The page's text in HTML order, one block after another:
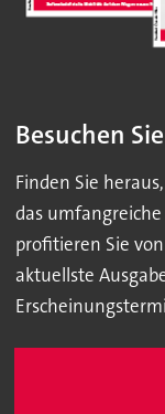
Besuchen
Finden Sie
das
profitieren Sie
aktuellste